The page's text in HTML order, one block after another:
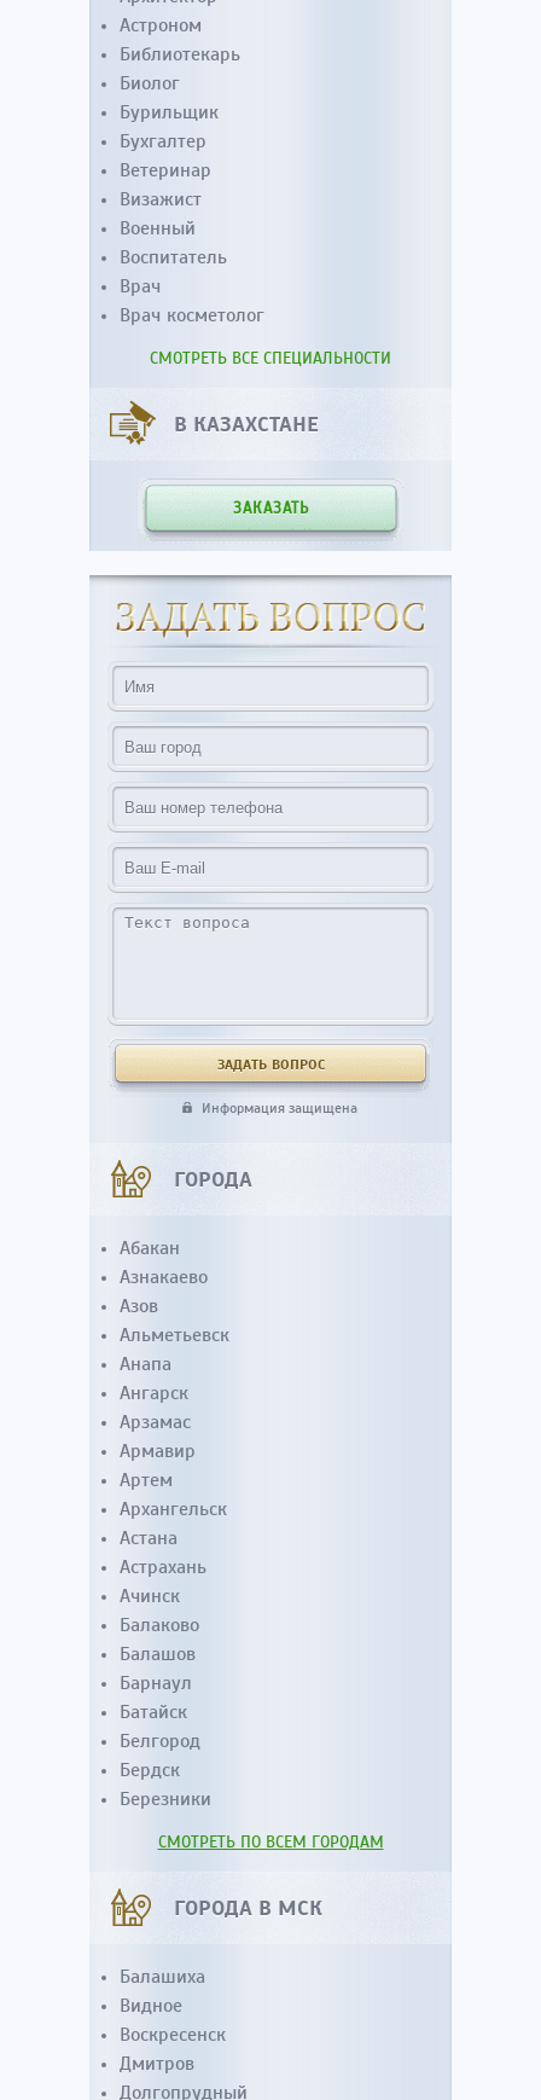
Астроном
Библиотекарь
Биолог
Бурильщик
Бухгалтер
Ветеринар
Визажист
Военный
Воспитатель
Врач
Врач косметолог
СМОТРЕТЬ ВСЕ СПЕЦИАЛЬНОСТИ
В КАЗАХСТАНЕ
ЗАКАЗАТЬ
Информация защищена
ГОРОДА
Абакан
Азнакаево
Азов
Альметьевск
Анапа
Ангарск
Арзамас
Армавир
Артем
Архангельск
Астана
Астрахань
Ачинск
Балаково
Балашов
Барнаул
Батайск
Белгород
Бердск
Березники
СМОТРЕТЬ ПО ВСЕМ ГОРОДАМ
ГОРОДА В МСК
Балашиха
Видное
Воскресенск
Дмитров
Долгопрудный